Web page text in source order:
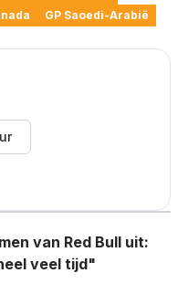
GP Saoedi-Arabië
van Red Bull uit:
veel tijd"